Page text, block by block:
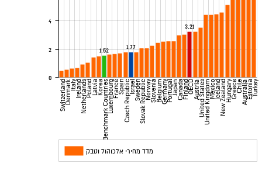
1.52 1.77
3.21
SwitzerlandDenmarkItalyIrelandNetherlandsPolandLatviaKoreaBenchmark CountriesLuxembourgFranceSpainCzech RepublicIsraelSwedenSlovak RepublicNorwaySloveniaBelgiumGermanyPortugalJapanCanadaFinlandOECDAustriaUnited StatesUnited KingdomMexicoIcelandNew ZealandHungaryGreeceChileAustraliaEstoniaTurkey
מדינות
0
2
4
מדד מחירי אלכוהול וטבק